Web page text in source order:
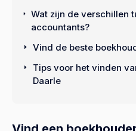
Wat zijn de verschillen
accountants?
Vind de beste
Tips voor het vinden
Daarle